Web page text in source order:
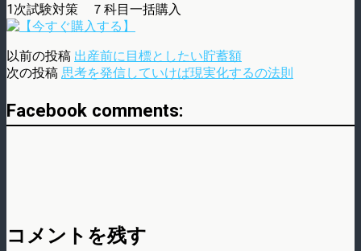
1次試験対策 ７科目一括購入
以前の投稿 出産前に目標としたい貯蓄額
次の投稿 思考を発信していけば現実化するの法則
Facebook comments:
コメントを残す